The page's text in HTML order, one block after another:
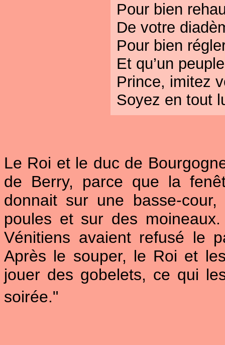
Pour bien
De votre
Pour bien
Et qu’un
Prince, imitez
Soyez en tout
Le Roi et le duc de
de Berry, parce que la
donnait sur une basse-
poules et sur des
Vénitiens avaient refusé le
Après le souper, le Roi et
jouer des gobelets, ce qui
soirée."